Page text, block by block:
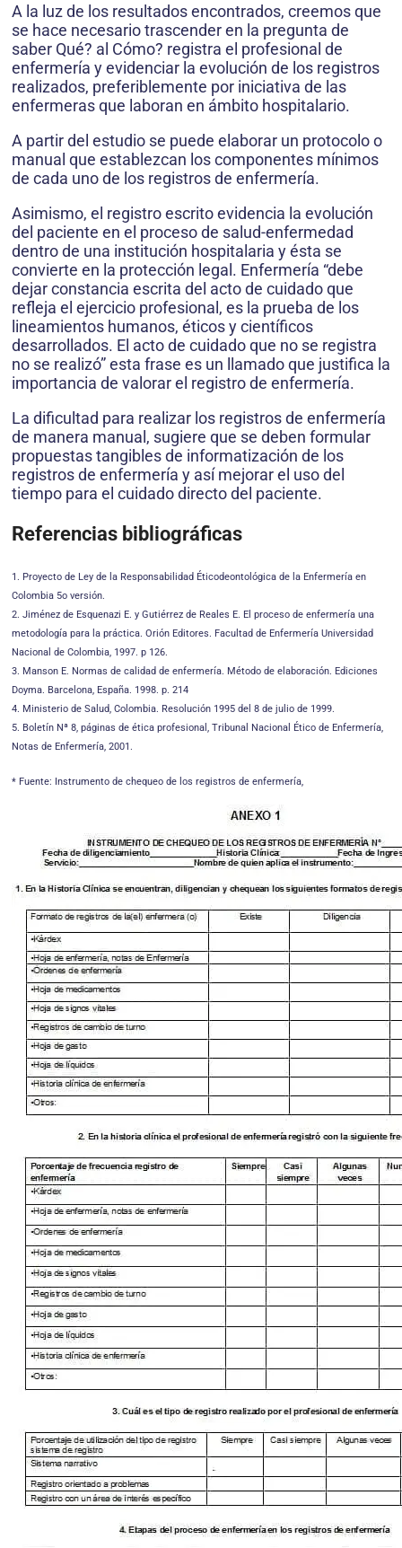
A la luz de los resultados encontrados, creemos que
se hace necesario trascender en la pregunta de
saber Qué? al Cómo? registra el profesional de
enfermería y evidenciar la evolución de los registros
realizados, preferiblemente por iniciativa de las
enfermeras que laboran en ámbito hospitalario.
A partir del estudio se puede elaborar un protocolo o
manual que establezcan los componentes mínimos
de cada uno de los registros de enfermería.
Asimismo, el registro escrito evidencia la evolución
del paciente en el proceso de salud-enfermedad
dentro de una institución hospitalaria y ésta se
convierte en la protección legal. Enfermería “debe
dejar constancia escrita del acto de cuidado que
refleja el ejercicio profesional, es la prueba de los
lineamientos humanos, éticos y científicos
desarrollados. El acto de cuidado que no se registra
no se realizó” esta frase es un llamado que justifica la
importancia de valorar el registro de enfermería.
La dificultad para realizar los registros de enfermería
de manera manual, sugiere que se deben formular
propuestas tangibles de informatización de los
registros de enfermería y así mejorar el uso del
tiempo para el cuidado directo del paciente.
Referencias bibliográficas
1. Proyecto de Ley de la Responsabilidad Éticodeontológica de la Enfermería en
Colombia 5o versión.
2. Jiménez de Esquenazi E. y Gutiérrez de Reales E. El proceso de enfermería una
metodología para la práctica. Orión Editores. Facultad de Enfermería Universidad
Nacional de Colombia, 1997. p 126.
3. Manson E. Normas de calidad de enfermería. Método de elaboración. Ediciones
Doyma. Barcelona, España. 1998. p. 214
4. Ministerio de Salud, Colombia. Resolución 1995 del 8 de julio de 1999.
5. Boletín Nª 8, páginas de ética profesional, Tribunal Nacional Ético de Enfermería,
Notas de Enfermería, 2001.
* Fuente: Instrumento de chequeo de los registros de enfermería,